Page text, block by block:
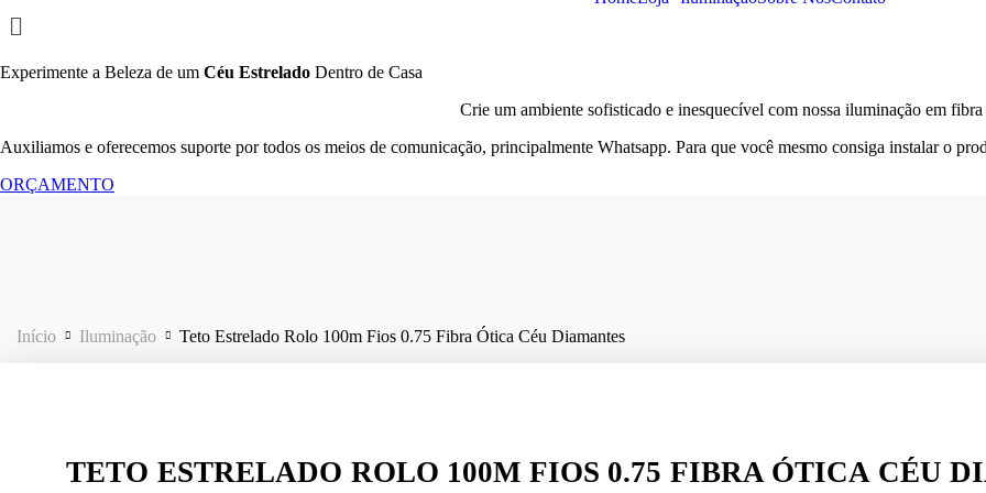
Experimente a Beleza de um Céu Estrelado Dentro de Casa
Crie um ambiente sofisticado e inesquecível com nossa iluminação em fibra
Auxiliamos e oferecemos suporte por todos os meios de comunicação, principalmente Whatsapp. Para que você mesmo consiga instalar o
ORÇAMENTO
Início Iluminação Teto Estrelado Rolo 100m Fios 0.75 Fibra Ótica Céu Diamantes
TETO ESTRELADO ROLO 100M FIOS 0.75 FIBRA ÓTICA CÉU